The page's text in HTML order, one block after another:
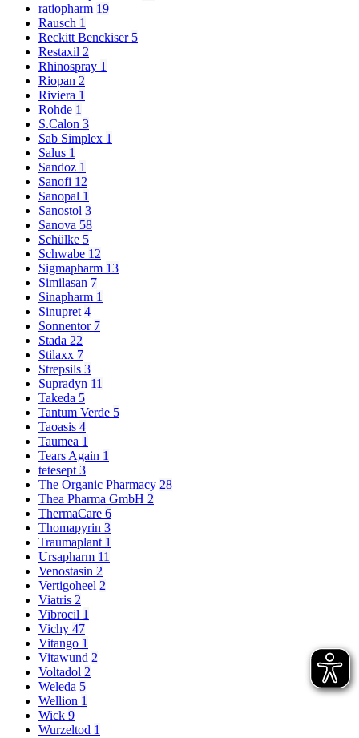
ratiopharm 19
Rausch 1
Reckitt Benckiser 5
Restaxil 2
Rhinospray 1
Riopan 2
Riviera 1
Rohde 1
S.Calon 3
Sab Simplex 1
Salus 1
Sandoz 1
Sanofi 12
Sanopal 1
Sanostol 3
Sanova 58
Schülke 5
Schwabe 12
Sigmapharm 13
Similasan 7
Sinapharm 1
Sinupret 4
Sonnentor 7
Stada 22
Stilaxx 7
Strepsils 3
Supradyn 11
Takeda 5
Tantum Verde 5
Taoasis 4
Taumea 1
Tears Again 1
tetesept 3
The Organic Pharmacy 28
Thea Pharma GmbH 2
ThermaCare 6
Thomapyrin 3
Traumaplant 1
Ursapharm 11
Venostasin 2
Vertigoheel 2
Viatris 2
Vibrocil 1
Vichy 47
Vitango 1
Vitawund 2
Voltadol 2
Weleda 5
Wellion 1
Wick 9
Wurzeltod 1